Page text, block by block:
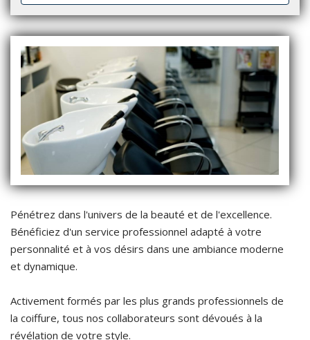
Pénétrez dans l'univers de la beauté et de l'excellence.
Bénéficiez d'un service professionnel adapté à votre
personnalité et à vos désirs dans une ambiance moderne
et dynamique.
Activement formés par les plus grands professionnels de
la coiffure, tous nos collaborateurs sont dévoués à la
révélation de votre style.